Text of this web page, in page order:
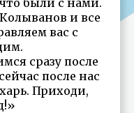
и все
вас с
сразу после
после нас
Приходи,